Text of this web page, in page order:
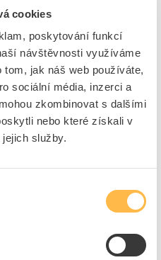
cookies
poskytování funkcí
návštěvnosti využíváme
jak náš web používáte,
sociální média, inzerci a
zkombinovat s dalšími
nebo které získali v
služby.
05100462
11,04 Kč/ks
do košíku